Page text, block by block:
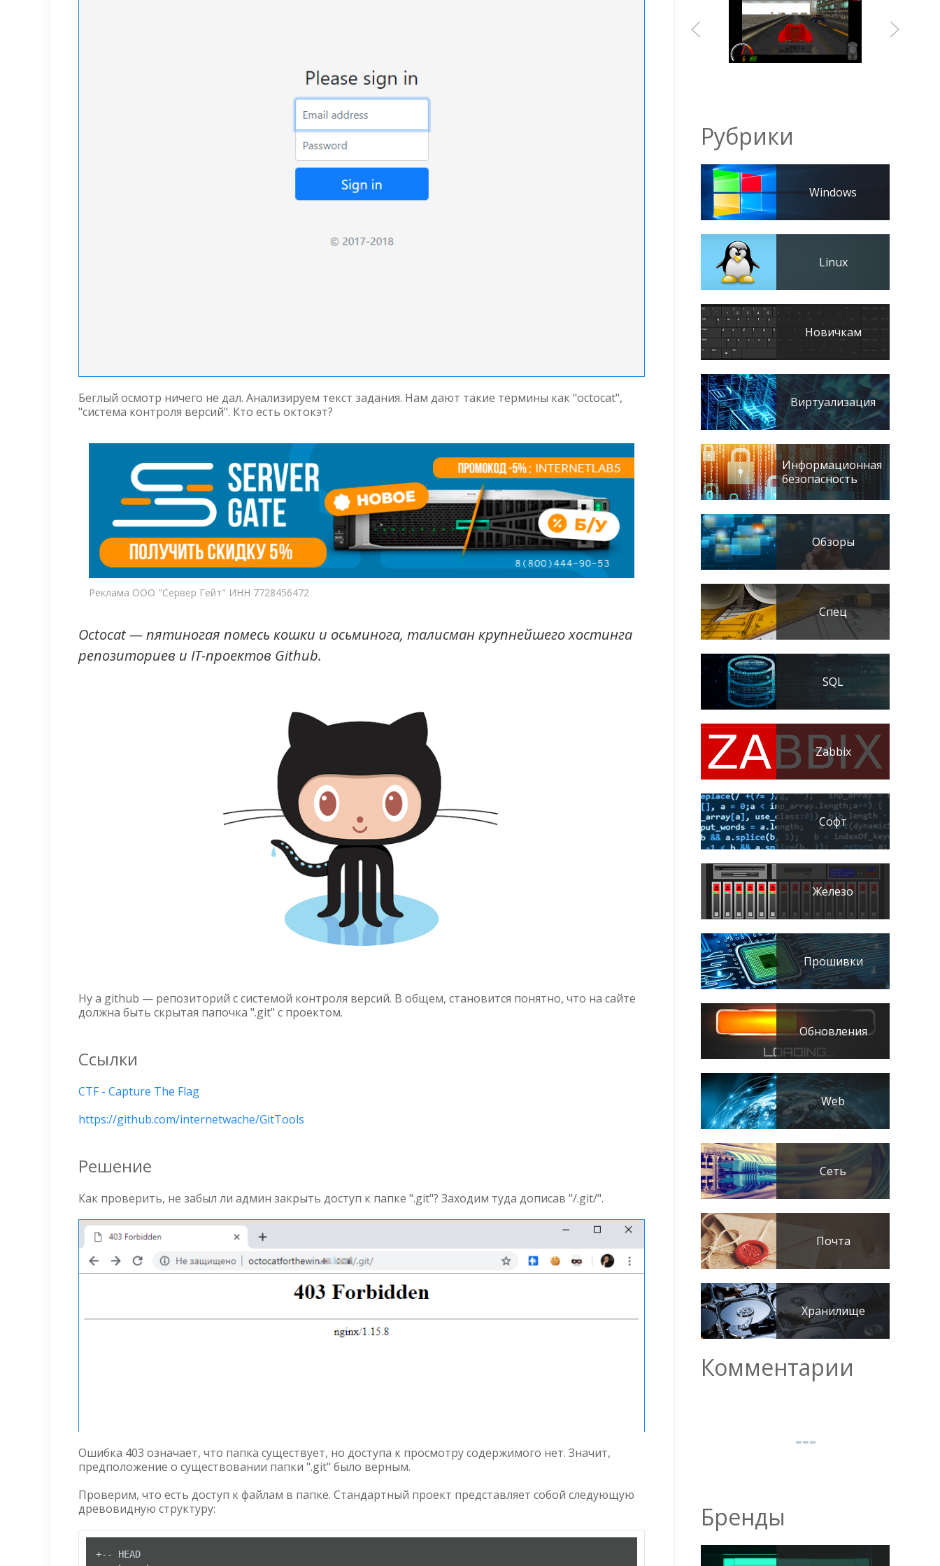
Беглый осмотр ничего не дал. Анализируем текст задания. Нам дают такие термины как "octocat",
"система контроля версий". Кто есть октокэт?
Реклама ООО "Сервер Гейт" ИНН 7728456472
Octocat — пятиногая помесь кошки и осьминога, талисман крупнейшего хостинга
репозиториев и IT-проектов Github.
Ну а github — репозиторий с системой контроля версий. В общем, становится понятно, что на сайте
должна быть скрытая папочка ".git" с проектом.
Ссылки
CTF - Capture The Flag
https://github.com/internetwache/GitTools
Решение
Как проверить, не забыл ли админ закрыть доступ к папке ".git"? Заходим туда дописав "/.git/".
Ошибка 403 означает, что папка существует, но доступа к просмотру содержимого нет. Значит,
предположение о существовании папки ".git" было верным.
Проверим, что есть доступ к файлам в папке. Стандартный проект представляет собой следующую
древовидную структуру:
+-- HEAD
Рубрики
Windows
Linux
Новичкам
Виртуализация
Информационная
безопасность
Обзоры
Спец
SQL
Zabbix
Софт
Железо
Прошивки
Обновления
Web
Сеть
Почта
Хранилище
Комментарии
Бренды